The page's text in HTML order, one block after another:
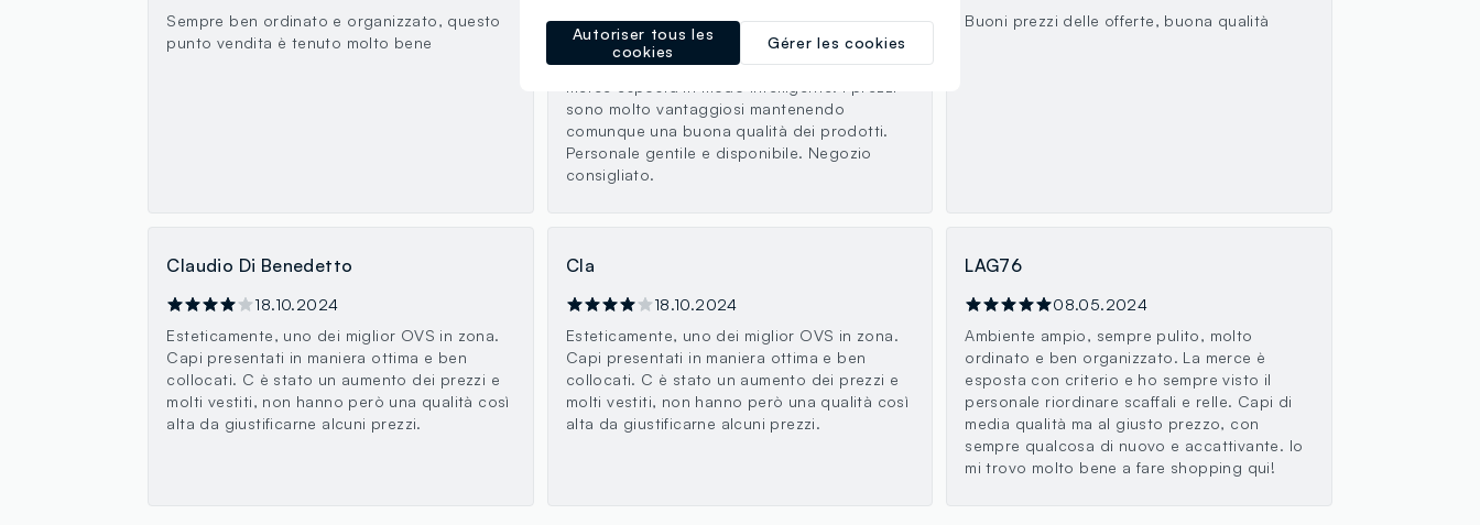
Sempre ben ordinato e organizzato, questo
punto vendita è tenuto molto bene
Punto di vendita molto ordinato e
accogliente, é un piacere entrare e avere
una chiara visione dei vari reparti e con la
sono molto vantaggiosi mantenendo
comunque una buona qualità dei prodotti.
Personale gentile e disponibile. Negozio
consigliato.
Buoni prezzi delle offerte, buona qualità
Claudio Di Benedetto
18.10.2024
Esteticamente, uno dei miglior OVS in zona.
Capi presentati in maniera ottima e ben
collocati. C è stato un aumento dei prezzi e
molti vestiti, non hanno però una qualità così
alta da giustificarne alcuni prezzi.
Cla
18.10.2024
Esteticamente, uno dei miglior OVS in zona.
Capi presentati in maniera ottima e ben
collocati. C è stato un aumento dei prezzi e
molti vestiti, non hanno però una qualità così
alta da giustificarne alcuni prezzi.
LAG76
08.05.2024
Ambiente ampio, sempre pulito, molto
ordinato e ben organizzato. La merce è
esposta con criterio e ho sempre visto il
personale riordinare scaffali e relle. Capi di
media qualità ma al giusto prezzo, con
sempre qualcosa di nuovo e accattivante. Io
mi trovo molto bene a fare shopping qui!
Gérer les cookies
Autoriser tous les
cookies